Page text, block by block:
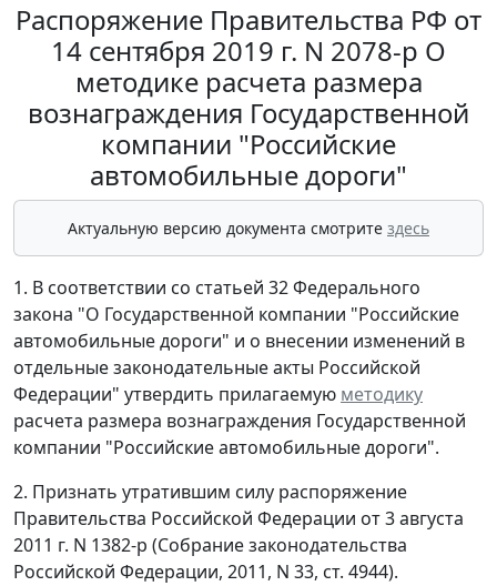
Распоряжение Правительства РФ от
14 сентября 2019 г. N 2078-р О
методике расчета размера
вознаграждения Государственной
компании "Российские
автомобильные дороги"
Актуальную версию документа смотрите здесь
1. В соответствии со статьей 32 Федерального
закона "О Государственной компании "Российские
автомобильные дороги" и о внесении изменений в
отдельные законодательные акты Российской
Федерации" утвердить прилагаемую методику
расчета размера вознаграждения Государственной
компании "Российские автомобильные дороги".
2. Признать утратившим силу распоряжение
Правительства Российской Федерации от 3 августа
2011 г. N 1382-р (Собрание законодательства
Российской Федерации, 2011, N 33, ст. 4944).